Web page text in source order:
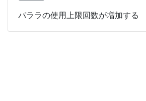
パララの使用上限回数が増加する